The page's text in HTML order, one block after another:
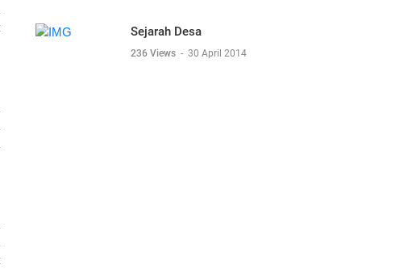
Sejarah Desa
236 Views - 30 April 2014